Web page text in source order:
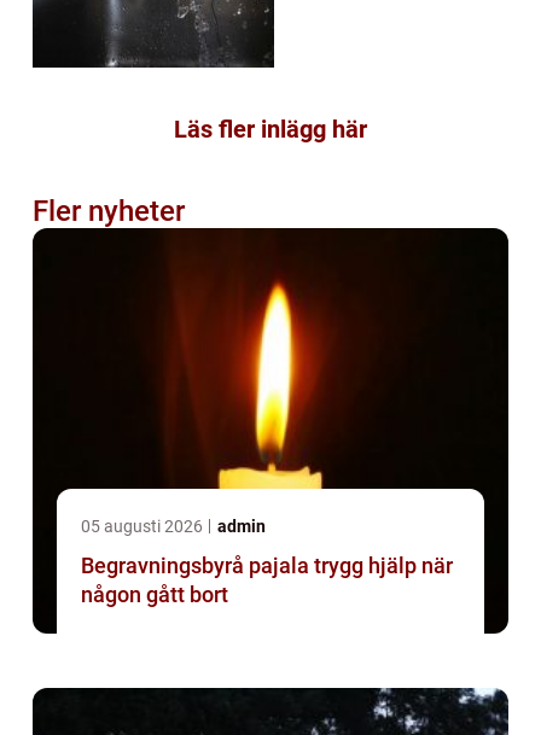
Läs fler inlägg här
Fler nyheter
05 augusti 2026 admin
Begravningsbyrå pajala trygg hjälp när
någon gått bort